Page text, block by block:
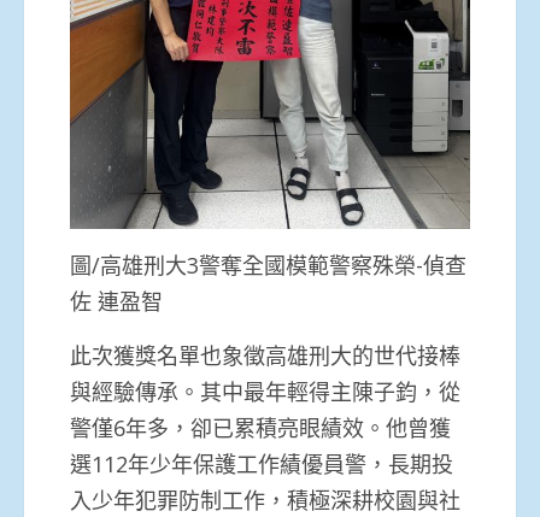
圖/高雄刑大3警奪全國模範警察殊榮-偵查
佐 連盈智
此次獲獎名單也象徵高雄刑大的世代接棒
與經驗傳承。其中最年輕得主陳子鈞，從
警僅6年多，卻已累積亮眼績效。他曾獲
選112年少年保護工作績優員警，長期投
入少年犯罪防制工作，積極深耕校園與社